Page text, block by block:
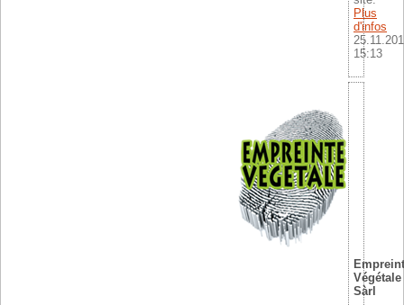
Plus
d'infos
15:13
Végétale
Sàrl